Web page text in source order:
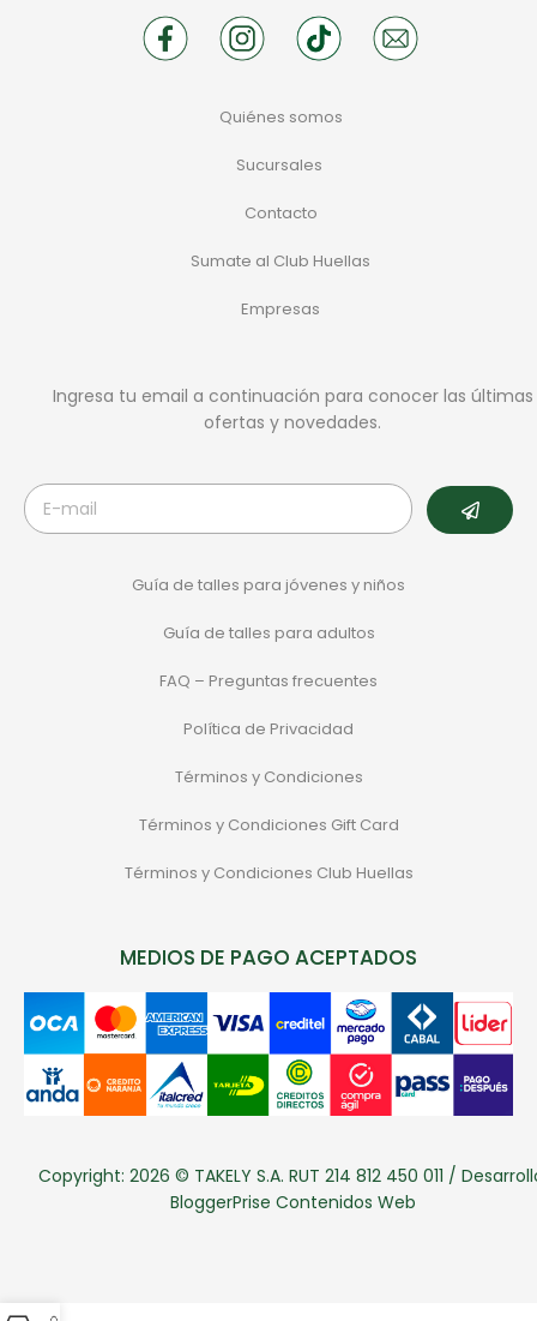
Quiénes somos
Sucursales
Contacto
Sumate al Club Huellas
Empresas
Ingresa tu email a continuación para conocer las últimas
ofertas y novedades.
Guía de talles para jóvenes y niños
Guía de talles para adultos
FAQ – Preguntas frecuentes
Política de Privacidad
Términos y Condiciones
Términos y Condiciones Gift Card
Términos y Condiciones Club Huellas
MEDIOS DE PAGO ACEPTADOS
Copyright: 2026 © TAKELY S.A. RUT 214 812 450 011 /
BloggerPrise Contenidos Web